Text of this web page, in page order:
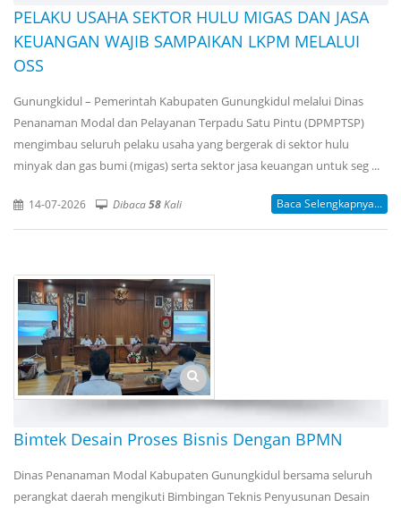
PELAKU USAHA SEKTOR HULU MIGAS DAN JASA
KEUANGAN WAJIB SAMPAIKAN LKPM MELALUI
OSS
Gunungkidul – Pemerintah Kabupaten Gunungkidul melalui Dinas
Penanaman Modal dan Pelayanan Terpadu Satu Pintu (DPMPTSP)
mengimbau seluruh pelaku usaha yang bergerak di sektor hulu
minyak dan gas bumi (migas) serta sektor jasa keuangan untuk seg ...
14-07-2026 Dibaca58Kali Baca Selengkapnya...
Bimtek Desain Proses Bisnis Dengan BPMN
Dinas Penanaman Modal Kabupaten Gunungkidul bersama seluruh
perangkat daerah mengikuti Bimbingan Teknis Penyusunan Desain